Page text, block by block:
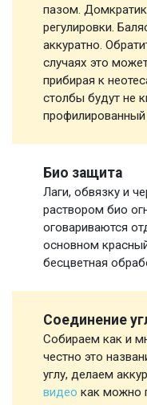
пазом.
регулировки.
аккуратно.
случаях это
прибирая к
столбы будут не
профилированный
Био защита
Лаги, обвязку и
раствором био
оговариваются
основном
бесцветная
Соединение
Собираем как и
честно это
углу, делаем
видео как можно